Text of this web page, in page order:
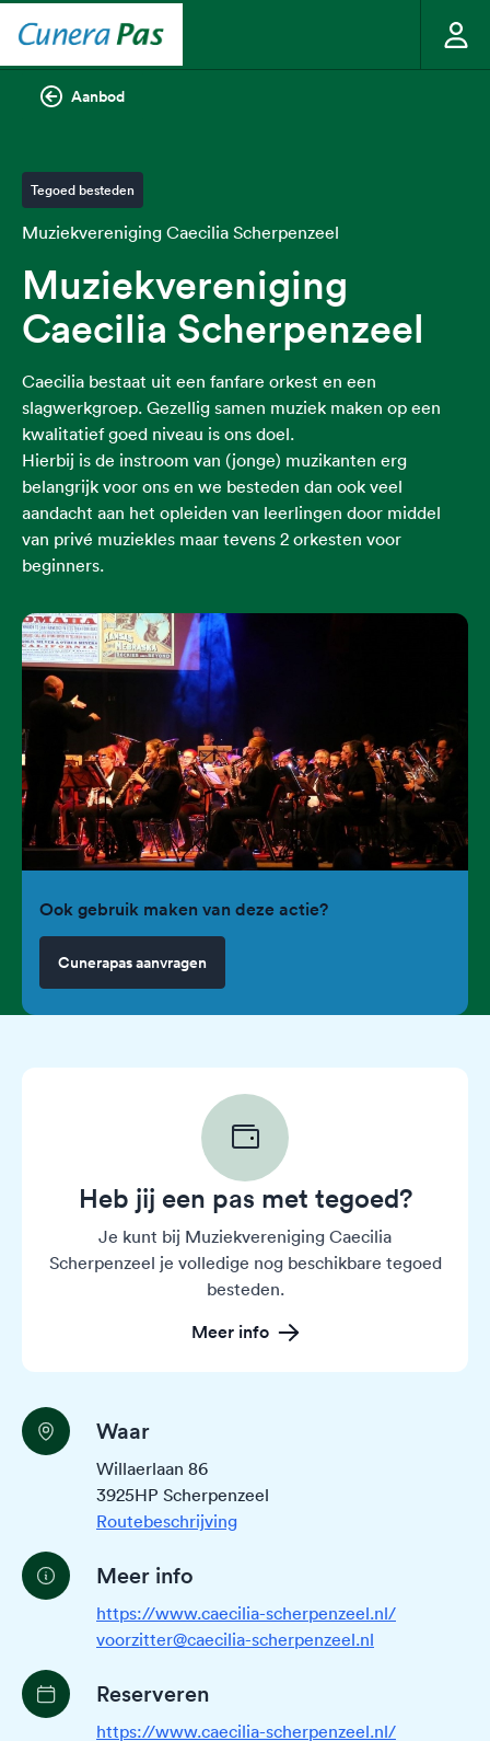
Aanbod
Tegoed besteden
Muziekvereniging Caecilia Scherpenzeel
Muziekvereniging
Caecilia Scherpenzeel
Caecilia bestaat uit een fanfare orkest en een
slagwerkgroep. Gezellig samen muziek maken op een
kwalitatief goed niveau is ons doel.
Hierbij is de instroom van (jonge) muzikanten erg
belangrijk voor ons en we besteden dan ook veel
aandacht aan het opleiden van leerlingen door middel
van privé muziekles maar tevens 2 orkesten voor
beginners.​​
Ook gebruik maken van deze actie?
Cunerapas aanvragen
Heb jij een pas met tegoed?
Je kunt bij Muziekvereniging Caecilia
Scherpenzeel je volledige nog beschikbare tegoed
besteden.
Meer info
Waar
Willaerlaan 86
3925HP Scherpenzeel
Routebeschrijving
Meer info
https://www.caecilia-scherpenzeel.nl/
voorzitter@caecilia-scherpenzeel.nl
Reserveren
https://www.caecilia-scherpenzeel.nl/